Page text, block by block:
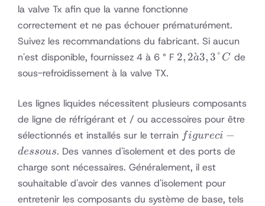
la valve Tx afin que la vanne fonctionne
correctement et ne pas échouer prématurément.
Suivez les recommandations du fabricant. Si aucun
n'est disponible, fournissez 4 à 6 ° F 2,2
C
2, 2a
ˋ3, 3° C de
sous-refroidissement à la valve TX.
Les lignes liquides nécessitent plusieurs composants
de ligne de réfrigérant et / ou accessoires pour être
sélectionnés et installés sur le terrain figure
ci-
dessous
figureci −
dessous. Des vannes d'isolement et des ports de
charge sont nécessaires. Généralement, il est
souhaitable d'avoir des vannes d'isolement pour
entretenir les composants du système de base, tels